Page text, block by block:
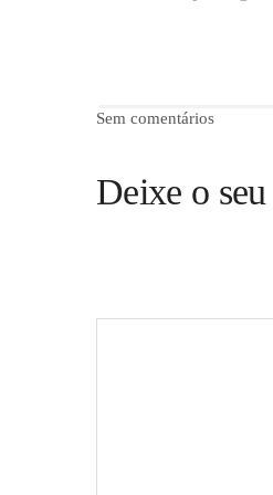
Sem comentários
Deixe o